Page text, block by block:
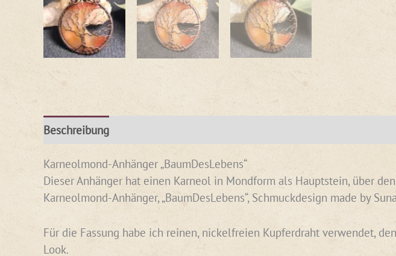
Beschreibung
Karneolmond-Anhänger „BaumDesLebens“
Dieser Anhänger hat einen Karneol in Mondform als Hauptstein, über
Karneolmond-Anhänger, „BaumDesLebens“, Schmuckdesign made by
Für die Fassung habe ich reinen, nickelfreien Kupferdraht verwendet,
Look.